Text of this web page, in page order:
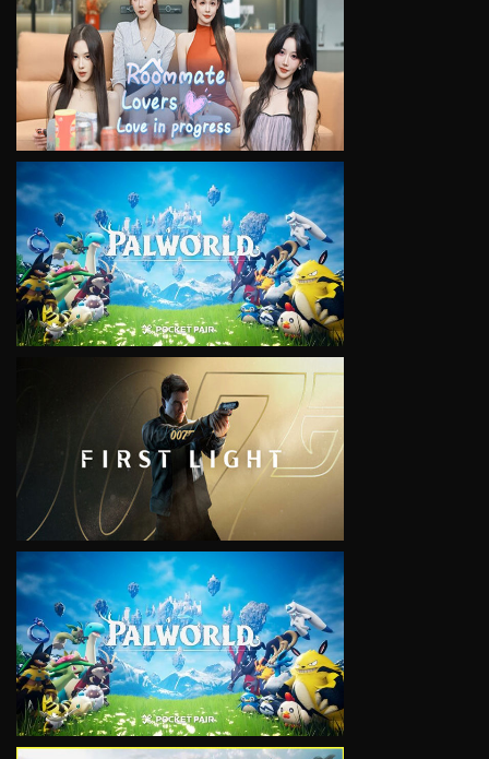
VIEW
VIEW
VIEW
VIEW